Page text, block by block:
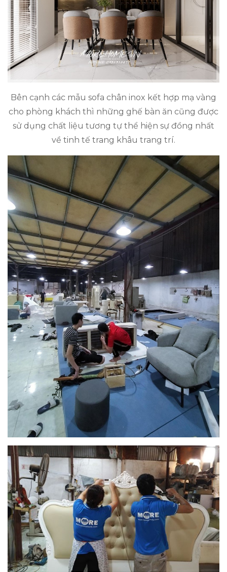
Bên cạnh các mẫu sofa chân inox kết hợp mạ vàng
cho phòng khách thì những ghế bàn ăn cũng được
sử dụng chất liệu tương tự thể hiện sự đồng nhất
về tinh tế trang khâu trang trí.